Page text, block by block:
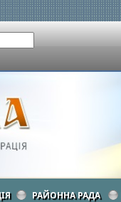
РАЙОННА РАДА